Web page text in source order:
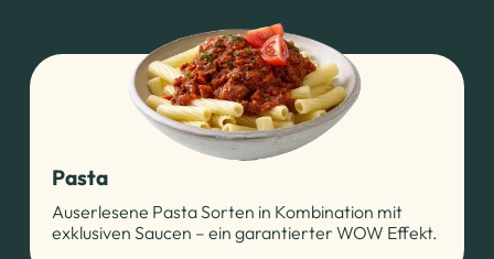
Pasta
Auserlesene Pasta Sorten in Kombination mit
exklusiven Saucen – ein garantierter WOW Effekt.